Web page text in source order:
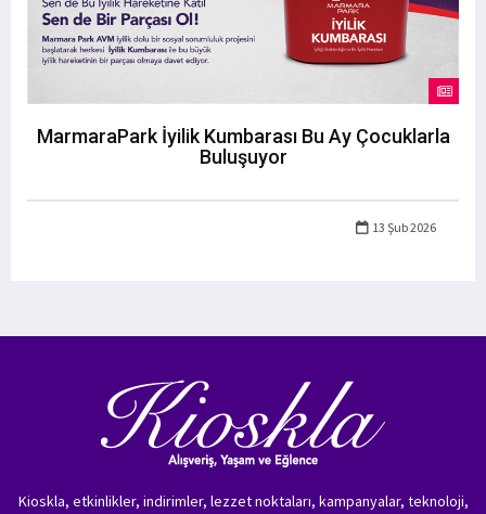
MarmaraPark İyilik Kumbarası Bu Ay Çocuklarla
Buluşuyor
13 Şub 2026
Kioskla, etkinlikler, indirimler, lezzet noktaları, kampanyalar, teknoloji,